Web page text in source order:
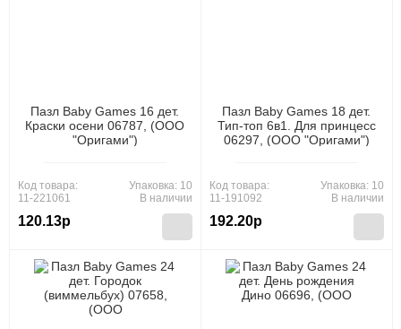
Пазл Baby Games 16 дет.
Краски осени 06787, (ООО
"Оригами")
Код товара:
11-221061
120.13р
Упаковка: 10
В наличии
Пазл Baby Games 18 дет.
Тип-топ 6в1. Для принцесс
06297, (ООО "Оригами")
Код товара:
11-191092
192.20р
Упаковка: 10
В наличии